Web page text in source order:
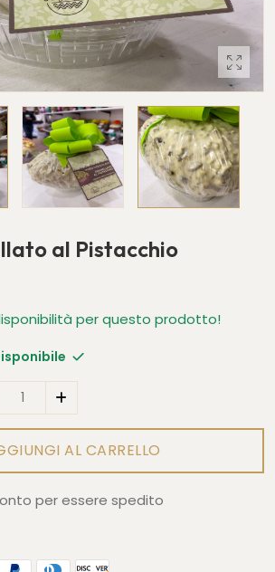
al Pistacchio
per questo prodotto!
AL CARRELLO
per essere spedito